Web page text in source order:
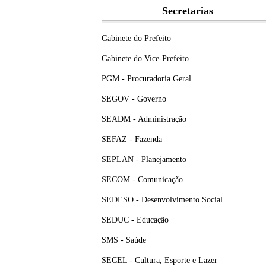
Secretarias
Gabinete do Prefeito
Gabinete do Vice-Prefeito
PGM - Procuradoria Geral
SEGOV - Governo
SEADM - Administração
SEFAZ - Fazenda
SEPLAN - Planejamento
SECOM - Comunicação
SEDESO - Desenvolvimento Social
SEDUC - Educação
SMS - Saúde
SECEL - Cultura, Esporte e Lazer